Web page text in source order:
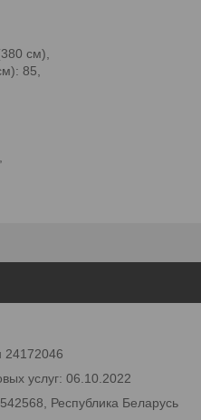
см),
85,
24172046
услуг: 06.10.2022
Республика Беларусь